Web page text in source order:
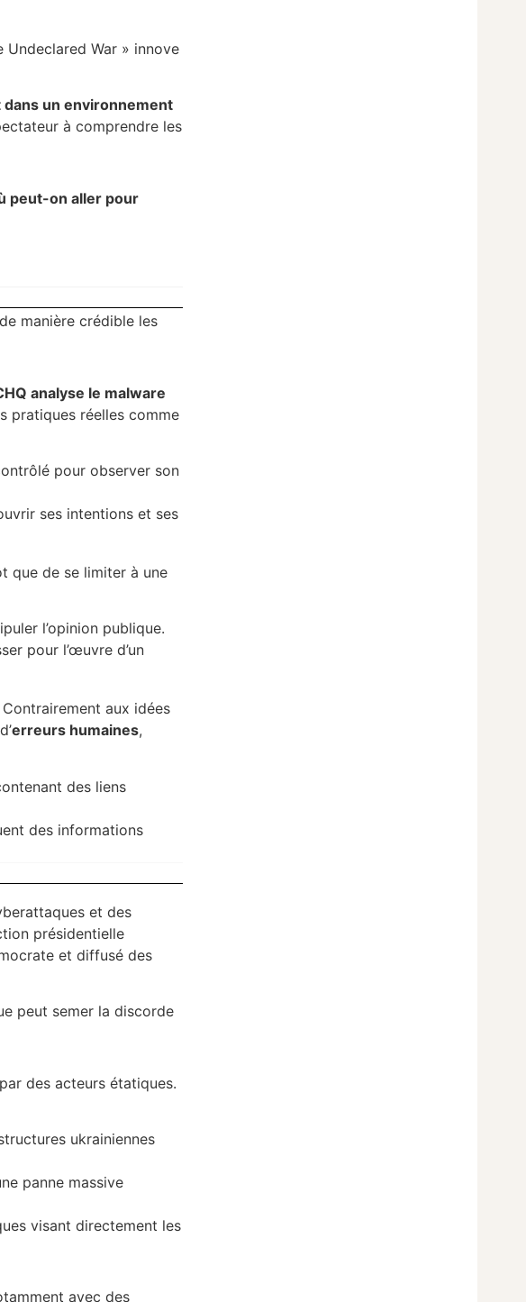
Undeclared War » innove
dans un environnement
à comprendre les
peut-on aller pour
manière crédible les
analyse le malware
pratiques réelles comme
pour observer son
ses intentions et ses
que de se limiter à une
l’opinion publique.
pour l’œuvre d’un
Contrairement aux idées
erreurs humaines,
des liens
des informations
et des
présidentielle
et diffusé des
peut semer la discorde
des acteurs étatiques.
ukrainiennes
panne massive
visant directement les
avec des